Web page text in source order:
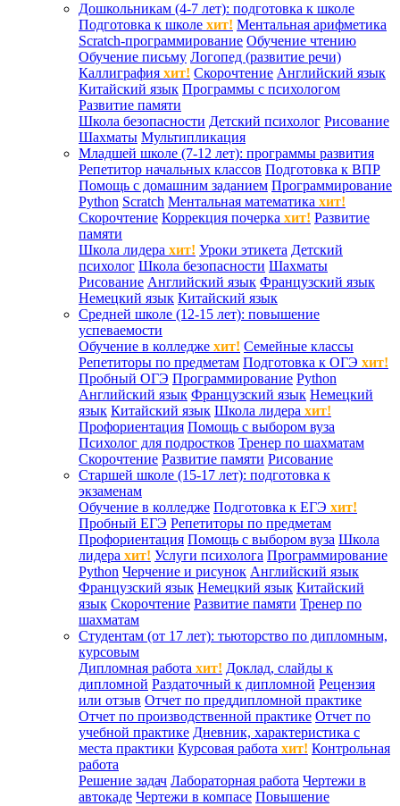
Дошкольникам (4-7 лет): подготовка к школе
Подготовка к школе хит! Ментальная арифметика
Scratch-программирование Обучение чтению
Обучение письму Логопед (развитие речи)
Каллиграфия хит! Скорочтение Английский язык
Китайский язык Программы с психологом
Развитие памяти
Школа безопасности Детский психолог Рисование
Шахматы Мультипликация
Младшей школе (7-12 лет): программы развития
Репетитор начальных классов Подготовка к ВПР
Помощь с домашним заданием Программирование
Python Scratch Ментальная математика хит!
Скорочтение Коррекция почерка хит! Развитие
памяти
Школа лидера хит! Уроки этикета Детский
психолог Школа безопасности Шахматы
Рисование Английский язык Французский язык
Немецкий язык Китайский язык
Средней школе (12-15 лет): повышение
успеваемости
Обучение в колледже хит! Семейные классы
Репетиторы по предметам Подготовка к ОГЭ хит!
Пробный ОГЭ Программирование Python
Английский язык Французский язык Немецкий
язык Китайский язык Школа лидера хит!
Профориентация Помощь с выбором вуза
Психолог для подростков Тренер по шахматам
Скорочтение Развитие памяти Рисование
Старшей школе (15-17 лет): подготовка к
экзаменам
Обучение в колледже Подготовка к ЕГЭ хит!
Пробный ЕГЭ Репетиторы по предметам
Профориентация Помощь с выбором вуза Школа
лидера хит! Услуги психолога Программирование
Python Черчение и рисунок Английский язык
Французский язык Немецкий язык Китайский
язык Скорочтение Развитие памяти Тренер по
шахматам
Студентам (от 17 лет): тьюторство по дипломным,
курсовым
Дипломная работа хит! Доклад, слайды к
дипломной Раздаточный к дипломной Рецензия
или отзыв Отчет по преддипломной практике
Отчет по производственной практике Отчет по
учебной практике Дневник, характеристика с
места практики Курсовая работа хит! Контрольная
работа
Решение задач Лабораторная работа Чертежи в
автокаде Чертежи в компасе Повышение